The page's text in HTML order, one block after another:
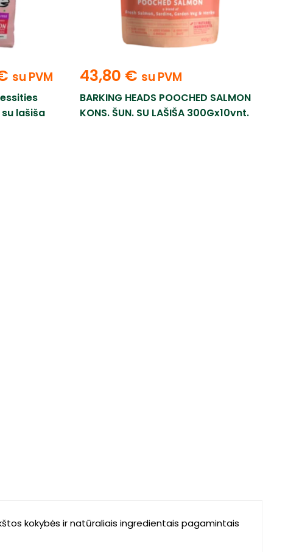
su PVM
lašiša
43,80 € su PVM
BARKING HEADS POOCHED SALMON
KONS. ŠUN. SU LAŠIŠA 300Gx10vnt.
kokybės ir natūraliais ingredientais pagamintais